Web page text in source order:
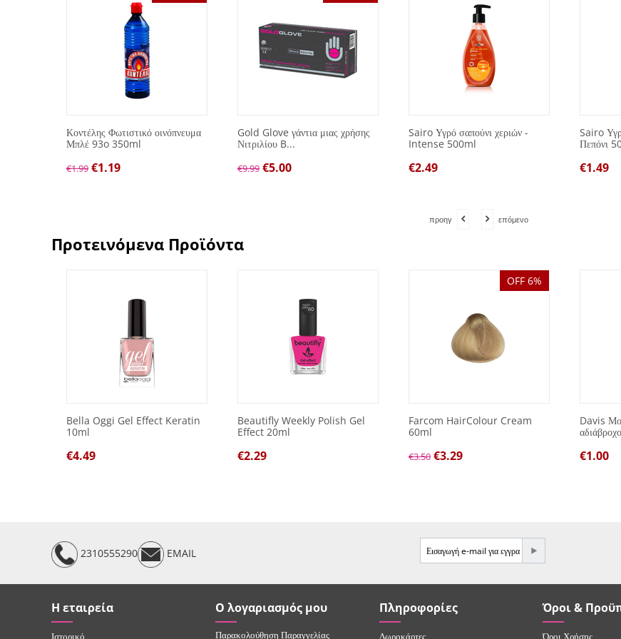
Κοντέλης Φωτιστικό οινόπνευμα
Μπλέ 93o 350ml
€1.99 €1.19
Gold Glove γάντια μιας χρήσης
Νιτριλίου B...
€9.99 €5.00
Sairo Υγρό σαπούνι χεριών -
Intense 500ml
€2.49
Sairo
Πεπόνι
€1.49
προηγ επόμενο
Προτεινόμενα Προϊόντα
Bella Oggi Gel Effect Keratin
10ml
€4.49
Beautifly Weekly Polish Gel
Effect 20ml
€2.29
OFF 6%
Farcom HairColour Cream
60ml
€3.50 €3.29
Davis
αδιάβροχο
€1.00
2310555290 EMAIL
Η εταιρεία
Ιστορικό
Ο λογαριασμός μου
Παρακολούθηση Παραγγελίας
Πληροφορίες
Δωροκάρτες
Όροι &
Όροι Χρήσης